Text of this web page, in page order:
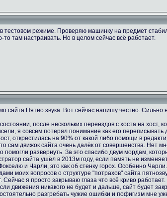
тестовом режиме. Проверяю машинку на предмет
то там настраивать. Но в целом сейчас всё работает.
сайта Пятно звука. Вот сейчас напишу честно. Сильно
после нескольких переездов с хоста на хост,
я совсем потерял понимание как его
открестилась на 90% от какой либо помощи в
сам движок сайта очень далёк от совершенства. Нет
помогли развернуть. За это спасибо двум мордам,
сайта ушёл в 2013м году, если память не
и Чарли, это как об стенку горох. Особенно
моих вопросов о структуре "потрахов" сайта
Сейчас я просто закрываю глаза что всё криво
движения никакого не будет и дальше, сайт будет
разгребать чужие ошибки и пофигизм мне